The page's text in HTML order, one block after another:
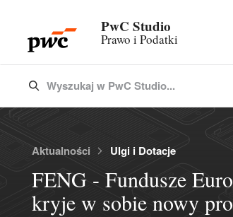
PwC Studio
Prawo i Podatki
Type 3 or more characters for results.
Wyszukaj w PwC Studio...
Aktualności Ulgi i Dotacje
FENG - Fundusze
kryje w sobie nowy